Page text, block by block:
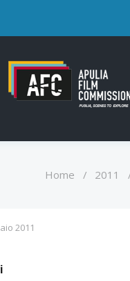
Home / 2011
2011